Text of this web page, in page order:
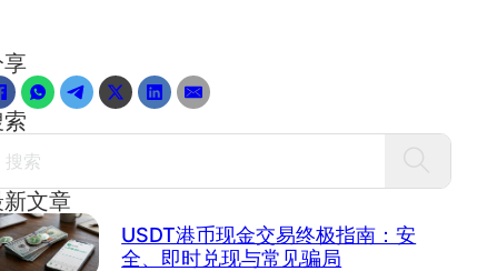
文章
USDT港币现金交易终极指南：安
全、即时兑现与常见骗局